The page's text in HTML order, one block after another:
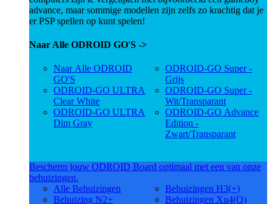
advance, maar sommige modellen zijn zelfs zo krachtig dat je
er PSP spellen op kunt spelen!
Naar Alle ODROID GO'S ->
Naar Alle ODROID
GO'S
ODROID-GO ULTRA
Clear White
ODROID-GO ULTRA
Dim Gray
ODROID-GO Super -
Grijs
ODROID-GO Super -
Wit/Transparant
ODROID-GO Advance
Edition -
Zwart/Transparant
Bescherm jouw ODROID Board optimaal met een van onze
behuizingen.
Alle Behuizingen
Behuizing N2+
Behuizingen H3(+)
Behuizingen Xu4(Q)